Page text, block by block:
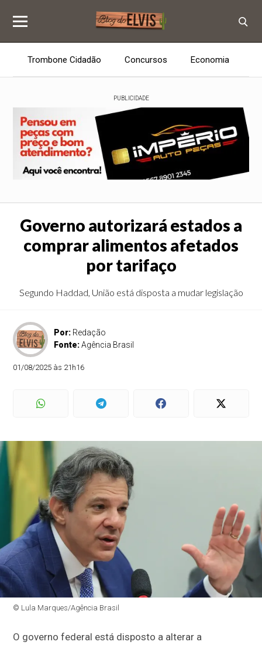
Trombone Cidadão Concursos Economia
PUBLICIDADE
Governo autorizará estados a
comprar alimentos afetados
por tarifaço
Segundo Haddad, União está disposta a mudar legislação
Por: Redação
Fonte:Agência Brasil
01/08/2025 às 21h16
© Lula Marques/Agência Brasil
O governo federal está disposto a alterar a